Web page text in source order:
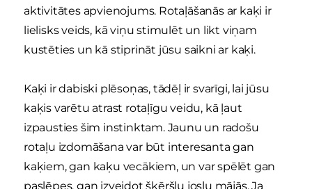
aktivitātes apvienojums. Rotaļāšanās ar kaķi ir
lielisks veids, kā viņu stimulēt un likt viņam
kustēties un kā stiprināt jūsu saikni ar kaķi.
Kaķi ir dabiski plēsoņas, tādēļ ir svarīgi, lai jūsu
kaķis varētu atrast rotaļīgu veidu, kā ļaut
izpausties šim instinktam. Jaunu un radošu
rotaļu izdomāšana var būt interesanta gan
kaķiem, gan kaķu vecākiem, un var spēlēt gan
paslēpes, gan izveidot šķēršļu joslu mājās. Ja